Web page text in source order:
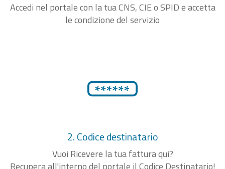
Accedi nel portale con la tua CNS, CIE o SPID e accetta
le condizione del servizio
2. Codice destinatario
Vuoi Ricevere la tua fattura qui?
Recupera all'interno del portale il Codice Destinatario!